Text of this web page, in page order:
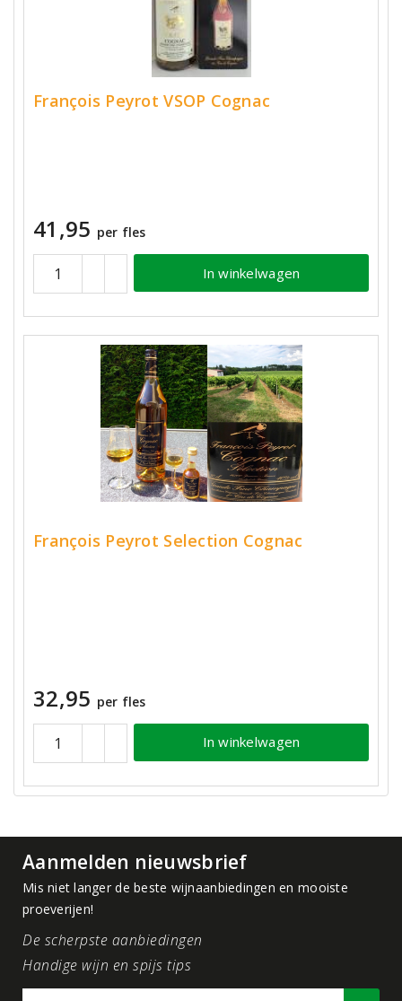
François Peyrot VSOP Cognac
41,95 per fles
In winkelwagen
François Peyrot Selection Cognac
32,95 per fles
In winkelwagen
Aanmelden nieuwsbrief
Mis niet langer de beste wijnaanbiedingen en mooiste
proeverijen!
De scherpste aanbiedingen
Handige wijn en spijs tips